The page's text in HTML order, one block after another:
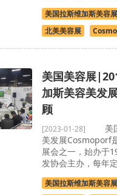
美国拉斯维加斯美容展
北美美容展
美国美容展
加斯美容美发
顾
[2023-01-28]
美国
美发展Cosmoporf
展会之一，始办于
发协会主办，每年
美国拉斯维加斯美容展